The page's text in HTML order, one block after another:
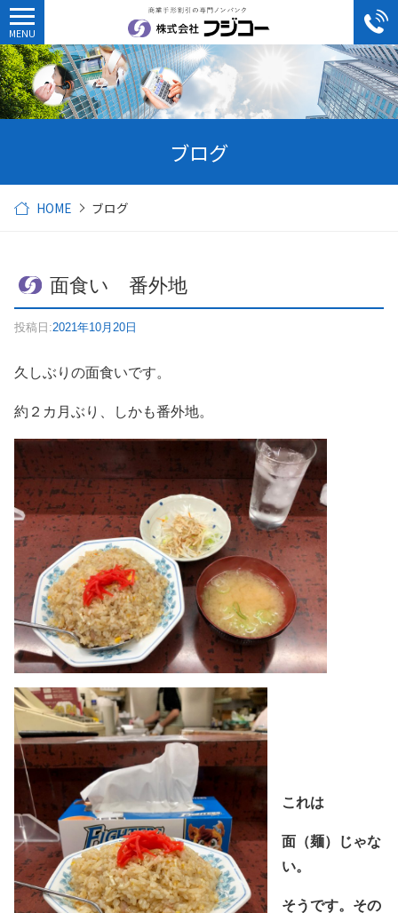
ブログ
HOME ブログ
面食い 番外地
投稿日:2021年10月20日
久しぶりの面食いです。
約２カ月ぶり、しかも番外地。
これは
面（麺）じゃな
い。
そうです。その